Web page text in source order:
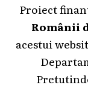
Proiect
Românii
acestui